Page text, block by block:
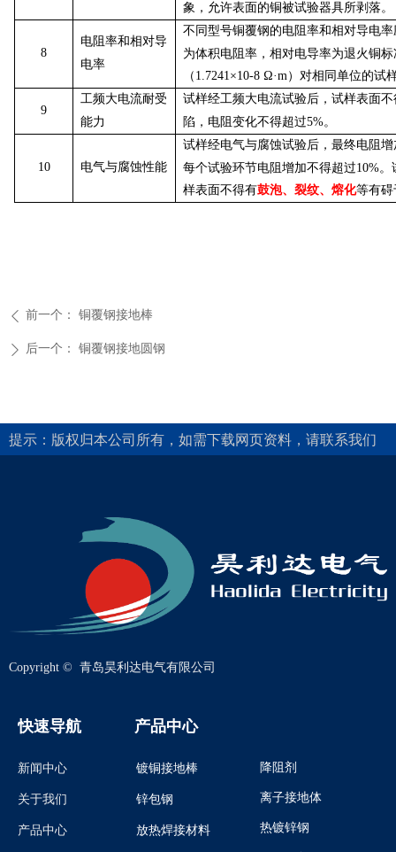
象，允许表面的铜被试验器具所剥落。
8
电阻率和相对导
电率
不同型号铜覆钢的电阻率和相对导电
为体积电阻率，相对电导率为退火铜
（1.7241×10-8 Ω·m ）对相同单位的试
9
工频大电流耐受
能力
试样经工频大电流试验后，试样表面
陷，电阻变化不得超过5%。
10 电气与腐蚀性能
试样经电气与腐蚀试验后，最终电阻增
每个试验环节电阻增加不得超过10%
样表面不得有鼓泡、裂纹、熔化等有碍
ꄴ 前一个： 铜覆钢接地棒
ꄲ 后一个： 铜覆钢接地圆钢
快速导航
新闻中心
关于我们
产品中心
产品中心
镀铜接地棒
锌包钢
放热焊接材料
降阻剂
离子接地体
热镀锌钢
Copyright © 青岛昊利达电气有限公司
提示：版权归本公司所有，如需下载网页资料，请联系我们